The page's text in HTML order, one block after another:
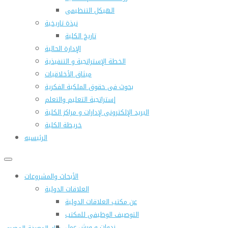
الهيكل التنظيمى
نبذة تاريخية
تاريخ الكلية
الإدارة الحالية
الخطة الإستراتجية و التنفيذية
ميثاق الأخلاقيات
بحوث فى حقوق الملكية الفكرية
إستراتجية التعليم والتعلم
البريد الإلكترونى لإدارات و مراكز الكلية
خريطة الكلية
الرئيسيه
الأبحاث والمشروعات
العلاقات الدولية
عن مكتب العلاقات الدولية
التوصيف الوظيفى للمكتب